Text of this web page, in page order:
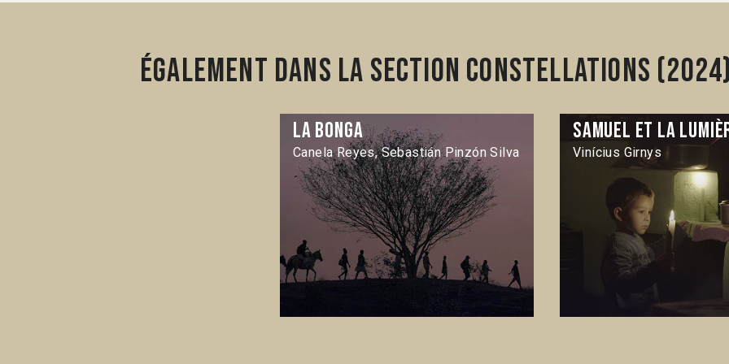
Également dans la section Constellations
La Bonga
Canela Reyes, Sebastián Pinzón Silva
Samuel et la
Vinícius Girnys